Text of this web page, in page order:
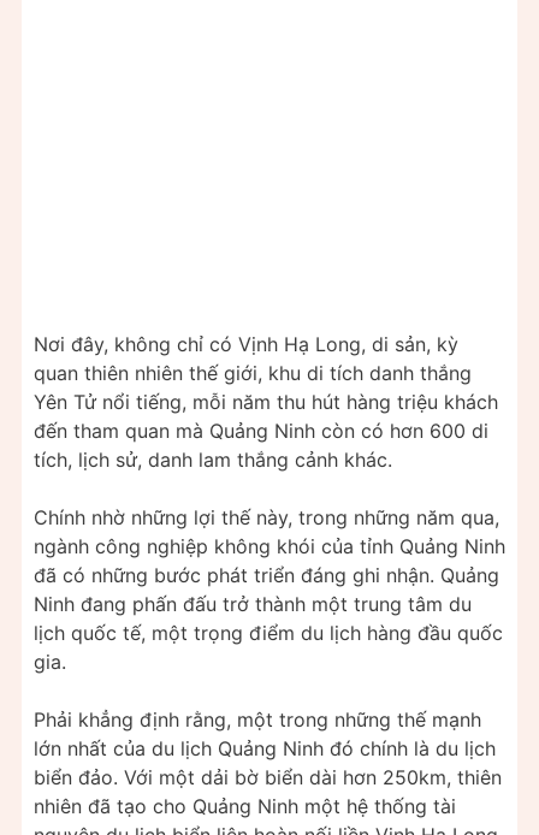
Nơi đây, không chỉ có Vịnh Hạ Long, di sản, kỳ
quan thiên nhiên thế giới, khu di tích danh thắng
Yên Tử nổi tiếng, mỗi năm thu hút hàng triệu khách
đến tham quan mà Quảng Ninh còn có hơn 600 di
tích, lịch sử, danh lam thắng cảnh khác.
Chính nhờ những lợi thế này, trong những năm qua,
ngành công nghiệp không khói của tỉnh Quảng Ninh
đã có những bước phát triển đáng ghi nhận. Quảng
Ninh đang phấn đấu trở thành một trung tâm du
lịch quốc tế, một trọng điểm du lịch hàng đầu quốc
gia.
Phải khẳng định rằng, một trong những thế mạnh
lớn nhất của du lịch Quảng Ninh đó chính là du lịch
biển đảo. Với một dải bờ biển dài hơn 250km, thiên
nhiên đã tạo cho Quảng Ninh một hệ thống tài